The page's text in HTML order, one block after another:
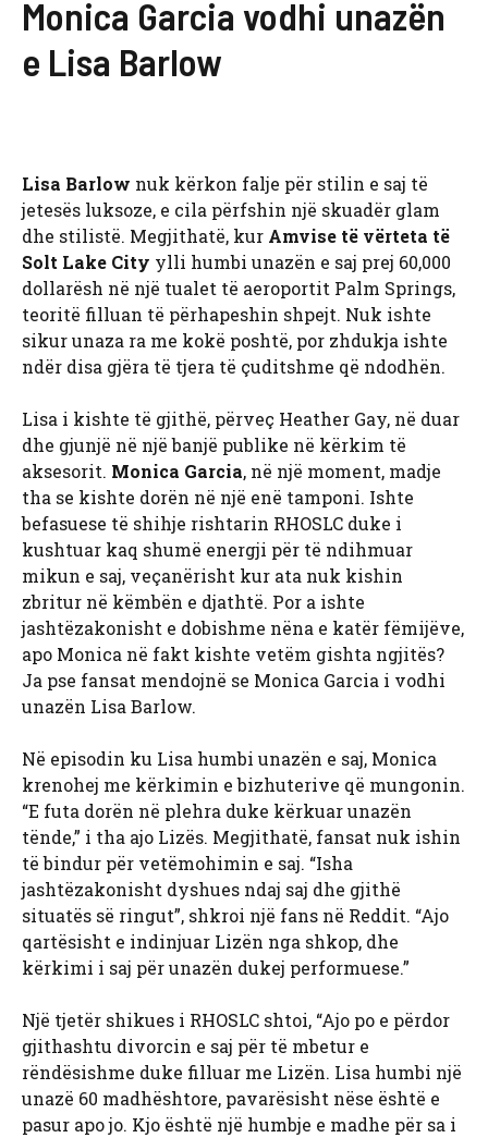
Monica Garcia vodhi unazën
e Lisa Barlow
Lisa Barlow nuk kërkon falje për stilin e saj të
jetesës luksoze, e cila përfshin një skuadër glam
dhe stilistë. Megjithatë, kur Amvise të vërteta të
Solt Lake City ylli humbi unazën e saj prej 60,000
dollarësh në një tualet të aeroportit Palm Springs,
teoritë filluan të përhapeshin shpejt. Nuk ishte
sikur unaza ra me kokë poshtë, por zhdukja ishte
ndër disa gjëra të tjera të çuditshme që ndodhën.
Lisa i kishte të gjithë, përveç Heather Gay, në duar
dhe gjunjë në një banjë publike në kërkim të
aksesorit. Monica Garcia, në një moment, madje
tha se kishte dorën në një enë tamponi. Ishte
befasuese të shihje rishtarin RHOSLC duke i
kushtuar kaq shumë energji për të ndihmuar
mikun e saj, veçanërisht kur ata nuk kishin
zbritur në këmbën e djathtë. Por a ishte
jashtëzakonisht e dobishme nëna e katër fëmijëve,
apo Monica në fakt kishte vetëm gishta ngjitës?
Ja pse fansat mendojnë se Monica Garcia i vodhi
unazën Lisa Barlow.
Në episodin ku Lisa humbi unazën e saj, Monica
krenohej me kërkimin e bizhuterive që mungonin.
“E futa dorën në plehra duke kërkuar unazën
tënde,” i tha ajo Lizës. Megjithatë, fansat nuk ishin
të bindur për vetëmohimin e saj. “Isha
jashtëzakonisht dyshues ndaj saj dhe gjithë
situatës së ringut”, shkroi një fans në Reddit. “Ajo
qartësisht e indinjuar Lizën nga shkop, dhe
kërkimi i saj për unazën dukej performuese.”
Një tjetër shikues i RHOSLC shtoi, “Ajo po e përdor
gjithashtu divorcin e saj për të mbetur e
rëndësishme duke filluar me Lizën. Lisa humbi një
unazë 60 madhështore, pavarësisht nëse është e
pasur apo jo. Kjo është një humbje e madhe për sa i